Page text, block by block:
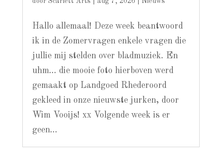
ik in de Zomervragen enkele vragen die
jullie mij stelden over bladmuziek. En
uhm... die mooie foto hierboven werd
gemaakt op Landgoed Rhederoord
gekleed in onze nieuwste jurken, door
Wim Vooijs! xx Volgende week is er
geen...